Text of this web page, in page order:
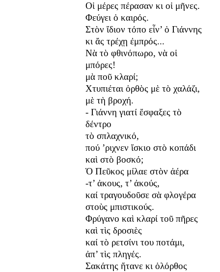
Οἱ μέρες πέρασαν κι οἱ μῆνες.
Φεύγει ὁ καιρός.
Στὸν ἴδιον τόπο εἶν’ ὁ Γιάννης
κι ἄς τρέχῃ ἐμπρός...
Νὰ τὸ φθινόπωρο, νὰ οἱ
μπόρες!
μὰ ποῦ κλαρί;
Χτυπιέται ὀρθὸς μὲ τὸ χαλάζι,
μὲ τὴ βροχή.
- Γιάννη γιατί ἔσφαξες τὸ
δέντρο
τὸ σπλαχνικό,
πού ’ριχνεν ἴσκιο στὸ κοπάδι
καὶ στὸ βοσκό;
Ὁ Πεῦκος μίλαε στὸν ἀέρα
-τ’ ἀκους, τ’ ἀκούς,
καί τραγουδοῦσε σὰ φλογέρα
στοὺς μπιστικούς.
Φρύγανο καὶ κλαρί τοῦ πῆρες
καὶ τὶς δροσιὲς
καί τὸ ρετσίνι του ποτάμι,
ἀπ’ τὶς πληγές.
Σακάτης ἤτανε κι ὁλόρθος